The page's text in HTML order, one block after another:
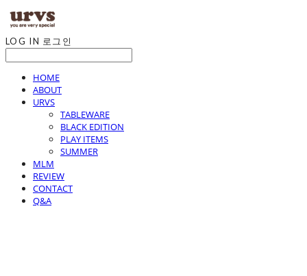
LOG IN 로그인
HOME
ABOUT
URVS
TABLEWARE
BLACK EDITION
PLAY ITEMS
SUMMER
MLM
REVIEW
CONTACT
Q&A